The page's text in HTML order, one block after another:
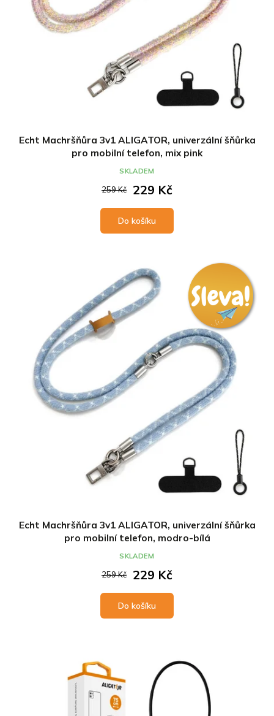
Echt Machršňůra 3v1 ALIGATOR, univerzální šňůrka
pro mobilní telefon, mix pink
259 Kč 229 Kč
Do košíku
SKLADEM
Echt Machršňůra 3v1 ALIGATOR, univerzální šňůrka
pro mobilní telefon, modro-bílá
259 Kč 229 Kč
Do košíku
SKLADEM